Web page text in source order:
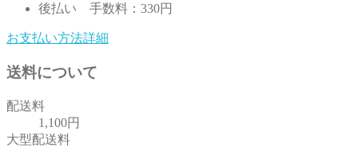
後払い 手数料：330円
お支払い方法詳細
送料について
配送料
1,100円
大型配送料